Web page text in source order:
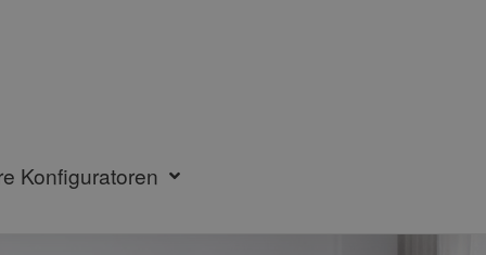
Konfiguratoren